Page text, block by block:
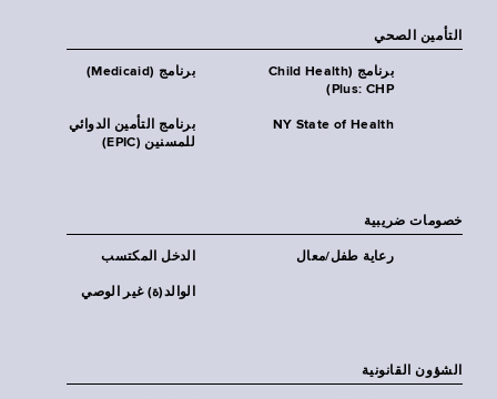
التأمين الصحي
برنامج (Medicaid)
برنامج (Child Health
Plus: CHP)
برنامج التأمين الدوائي
للمسنين (EPIC)
NY State of Health
خصومات ضريبية
الدخل المكتسب رعاية طفل/معال
الوالد(ة) غير الوصي
الشؤون القانونية